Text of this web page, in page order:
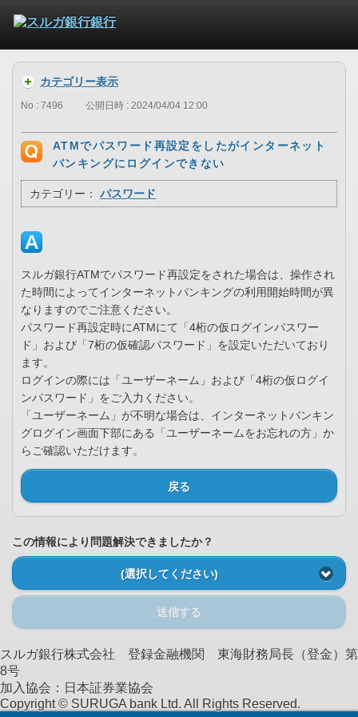
カテゴリー表示
No : 7496 公開日時 : 2024/04/04 12:00
ATMでパスワード再設定をしたがインターネット
バンキングにログインできない
カテゴリー： パスワード
スルガ銀行ATMでパスワード再設定をされた場合は、操作され
た時間によってインターネットバンキングの利用開始時間が異
なりますのでご注意ください。
パスワード再設定時にATMにて「4桁の仮ログインパスワー
ド」および「7桁の仮確認パスワード」を設定いただいており
ます。
ログインの際には「ユーザーネーム」および「4桁の仮ログイ
ンパスワード」をご入力ください。
「ユーザーネーム」が不明な場合は、インターネットバンキン
グログイン画面下部にある「ユーザーネームをお忘れの方」か
らご確認いただけます。
戻る
この情報により問題解決できましたか？
(選択してください)
送信する
スルガ銀行株式会社 登録金融機関 東海財務局長（登金）第
8号
加入協会：日本証券業協会
Copyright © SURUGA bank Ltd. All Rights Reserved.